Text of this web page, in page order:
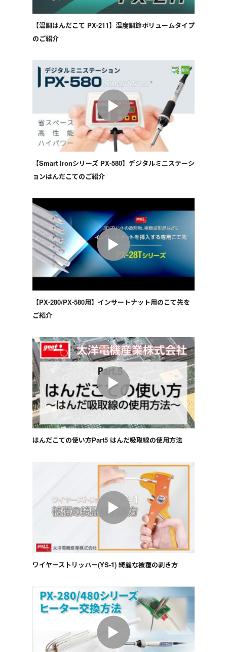
【温調はんだこて PX-211】温度調節ボリュームタイプ
のご紹介
【Smart Ironシリーズ PX-580】デジタルミニステーシ
ョンはんだこてのご紹介
【PX-280/PX-580用】インサートナット用のこて先を
ご紹介
はんだこての使い方Part5 はんだ吸取線の使用方法
ワイヤーストリッパー(YS-1) 綺麗な被覆の剥き方